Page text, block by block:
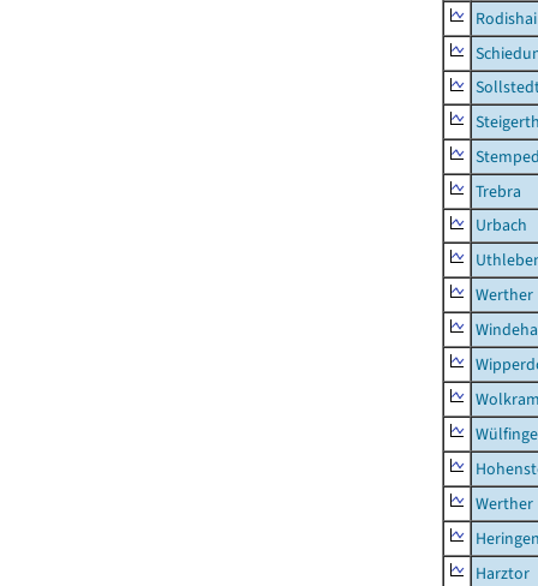
Trebra
Urbach
Werther
Werther
Harztor